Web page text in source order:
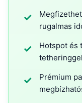
✓
rugalmas
✓
Hotspot és
✓
Prémium